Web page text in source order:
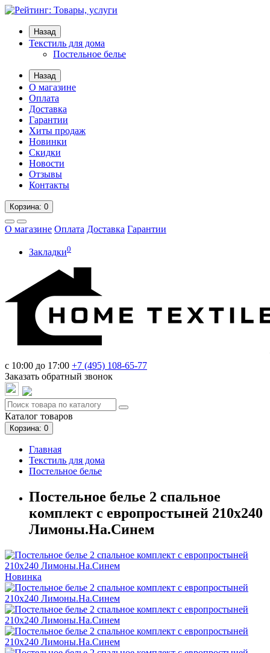
Назад
Текстиль для дома
Постельное белье
Назад
О магазине
Оплата
Доставка
Гарантии
Хиты продаж
Новинки
Скидки
Новости
Отзывы
Контакты
Корзина: 0
О магазине Оплата Доставка Гарантии
Закладки0
c 10:00 до 17:00 +7 (495) 108-65-77
Заказать обратный звонок
Каталог товаров
Корзина: 0
Главная
Текстиль для дома
Постельное белье
Постельное белье 2 спальное
комплект с европростыней 210х240
Лимоны.На.Синем
Новинка